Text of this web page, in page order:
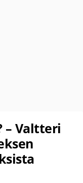
– Valtteri